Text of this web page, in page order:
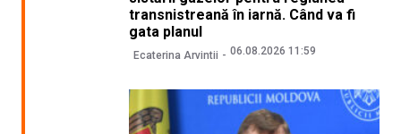
transnistreană în iarnă. Când va fi
gata planul
Ecaterina Arvintii 06.08.2026 11:59